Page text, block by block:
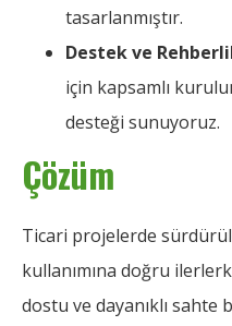
tasarlanmıştır.
Destek ve
için kapsamlı
desteği sunuyoruz.
Çözüm
Ticari projelerde
kullanımına doğru
dostu ve dayanıklı sahte